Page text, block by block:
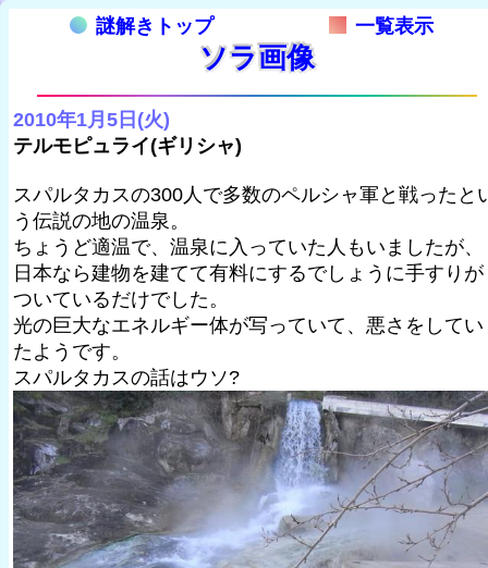
謎解きトップ 一覧表示
ソラ画像
2010年1月5日(火)
テルモピュライ(ギリシャ)
スパルタカスの300人で多数のペルシャ軍と戦ったと
う伝説の地の温泉。
ちょうど適温で、温泉に入っていた人もいましたが、
日本なら建物を建てて有料にするでしょうに手すりが
ついているだけでした。
光の巨大なエネルギー体が写っていて、悪さをしてい
たようです。
スパルタカスの話はウソ?